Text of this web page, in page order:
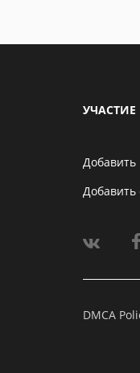
УЧАСТИЕ
Добавить
DMCA